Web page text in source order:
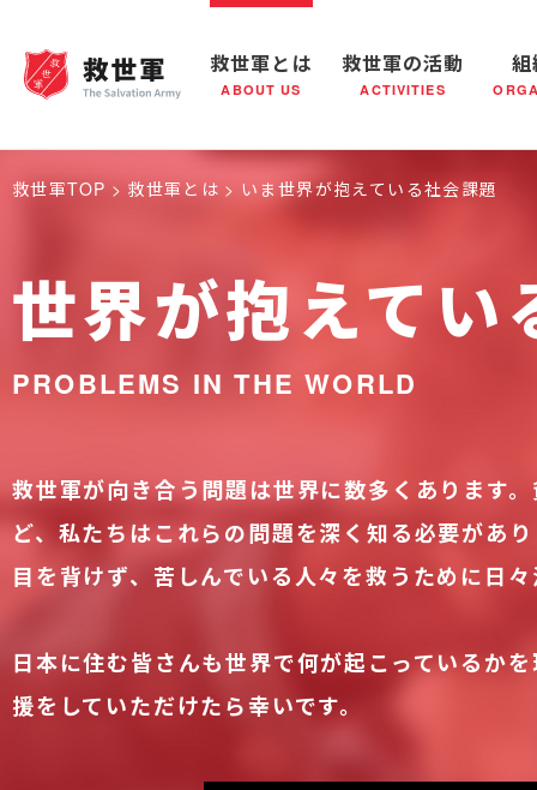
救世軍とは
ABOUT US
救世軍とは 世界が抱えている社会問題 救世軍
救世軍の活動
ACTIVITIES
救世軍の活動 社会鍋
組織概要
救世軍TOP 救世軍とは いま世界が抱えている社会課題
世界が抱えてい
PROBLEMS IN THE WORLD
救世軍が向き合う問題は世界に数多くあります
ど、私たちはこれらの問題を深く知る必要があ
目を背けず、苦しんでいる人々を救うために日
日本に住む皆さんも世界で何が起こっているか
援をしていただけたら幸いです。